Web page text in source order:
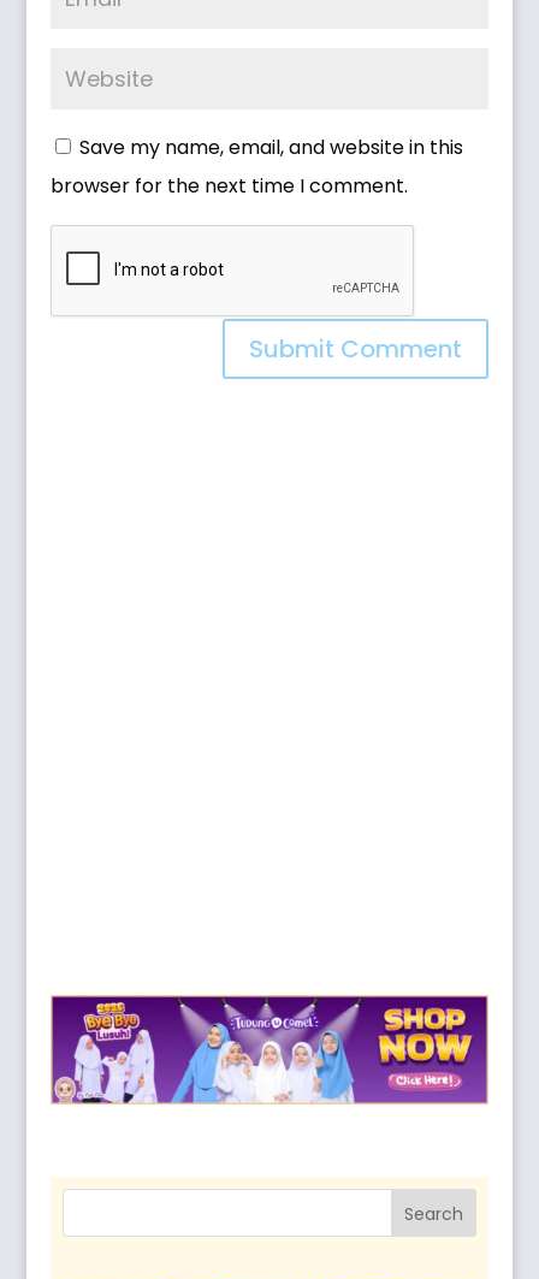
Save my name, email, and website in this
browser for the next time I comment.
Submit Comment